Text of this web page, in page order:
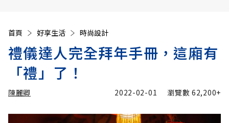
首頁 好享生活 時尚設計
禮儀達人完全拜年手冊，這廂有
「禮」了！
陳麗卿 2022-02-01 瀏覽數62,200+